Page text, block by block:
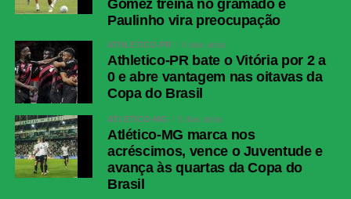
Facebook
Twitter
Messenger
LinkedIn
Share
Gómez treina no gramado e
Paulinho vira preocupação
ATHLETICO-PR 6 dias atrás
Athletico-PR bate o Vitória por 2 a
0 e abre vantagem nas oitavas da
Copa do Brasil
ATLÉTICO-MG 5 dias atrás
Atlético-MG marca nos
acréscimos, vence o Juventude e
avança às quartas da Copa do
Brasil